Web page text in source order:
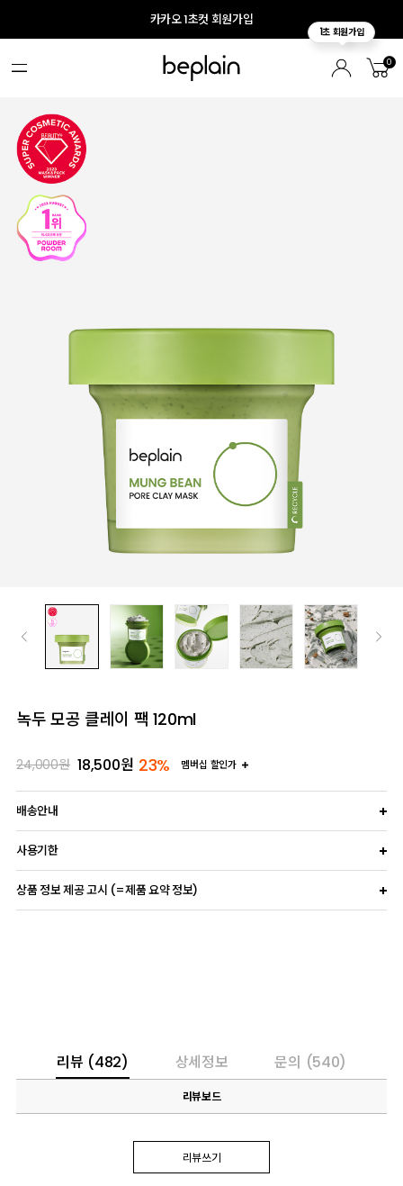
카카오 1초컷 회원가입
0
녹두 모공 클레이 팩 120ml
24,000원 18,500원 23% 멤버십 할인가
배송안내
사용기한
상품 정보 제공 고시 (=제품 요약 정보)
리뷰 (482) 상세정보 문의 (540)
리뷰보드
리뷰쓰기